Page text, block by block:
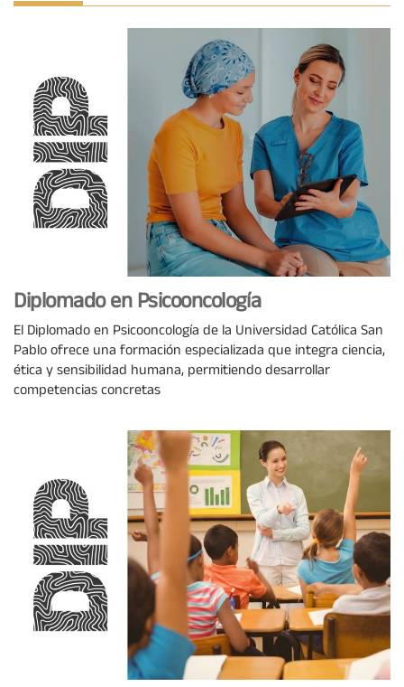
Diplomado en Psicooncología
El Diplomado en Psicooncología de la Universidad Católica San
Pablo ofrece una formación especializada que integra ciencia,
ética y sensibilidad humana, permitiendo desarrollar
competencias concretas